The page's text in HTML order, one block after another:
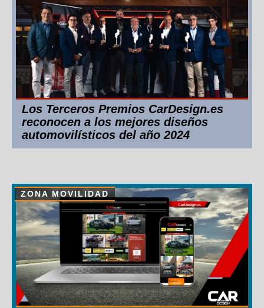
Los Terceros Premios CarDesign.es
reconocen a los mejores diseños
automovilísticos del año 2024
ZONA MOVILIDAD